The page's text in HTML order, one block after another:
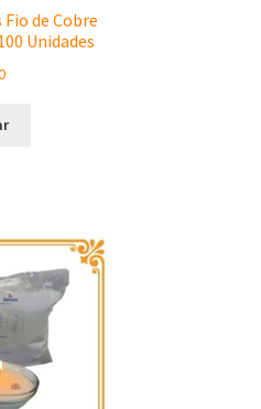
de Cobre
Unidades